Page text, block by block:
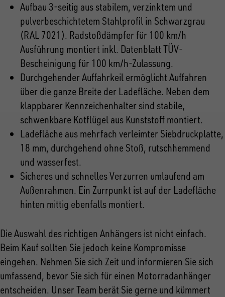
Aufbau 3-seitig aus stabilem, verzinktem und
pulverbeschichtetem Stahlprofil in Schwarzgrau
(RAL 7021). Radstoßdämpfer für 100 km/h
Ausführung montiert inkl. Datenblatt TÜV-
Bescheinigung für 100 km/h-Zulassung.
Durchgehender Auffahrkeil ermöglicht Auffahren
über die ganze Breite der Ladefläche. Neben dem
klappbarer Kennzeichenhalter sind stabile,
schwenkbare Kotflügel aus Kunststoff montiert.
Ladefläche aus mehrfach verleimter Siebdruckplatte,
18 mm, durchgehend ohne Stoß, rutschhemmend
und wasserfest.
Sicheres und schnelles Verzurren umlaufend am
Außenrahmen. Ein Zurrpunkt ist auf der Ladefläche
hinten mittig ebenfalls montiert.
Die Auswahl des richtigen Anhängers ist nicht einfach.
Beim Kauf sollten Sie jedoch keine Kompromisse
eingehen. Nehmen Sie sich Zeit und informieren Sie sich
umfassend, bevor Sie sich für einen Motorradanhänger
entscheiden. Unser Team berät Sie gerne und kümmert